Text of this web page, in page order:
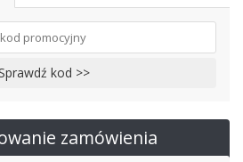
kod >>
zamówienia